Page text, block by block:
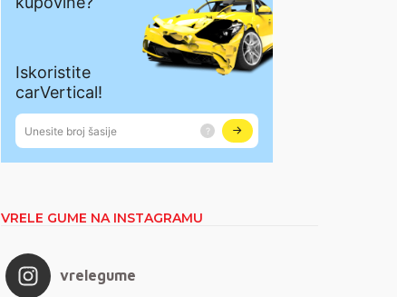
VRELE GUME NA INSTAGRAMU
vrelegume